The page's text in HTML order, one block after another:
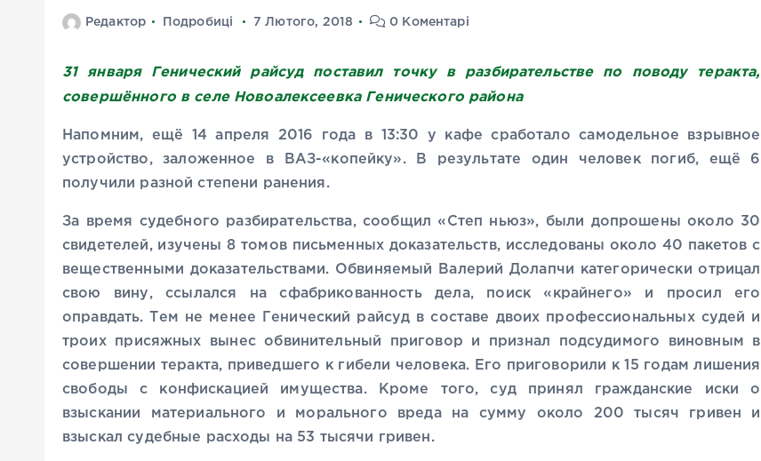
Редактор Подробиці 7 Лютого, 2018 0 Коментарі
31 января Генический райсуд поставил точку в разбирательстве по поводу теракта,
совершённого в селе Новоалексеевка Генического района
Напомним, ещё 14 апреля 2016 года в 13:30 у кафе сработало самодельное взрывное
устройство, заложенное в ВАЗ-«копейку». В результате один человек погиб, ещё 6
получили разной степени ранения.
За время судебного разбирательства, сообщил «Степ ньюз», были допрошены около 30
свидетелей, изучены 8 томов письменных доказательств, исследованы около 40 пакетов с
вещественными доказательствами. Обвиняемый Валерий Долапчи категорически отрицал
свою вину, ссылался на сфабрикованность дела, поиск «крайнего» и просил его
оправдать. Тем не менее Генический райсуд в составе двоих профессиональных судей и
троих присяжных вынес обвинительный приговор и признал подсудимого виновным в
совершении теракта, приведшего к гибели человека. Его приговорили к 15 годам лишения
свободы с конфискацией имущества. Кроме того, суд принял гражданские иски о
взыскании материального и морального вреда на сумму около 200 тысяч гривен и
взыскал судебные расходы на 53 тысячи гривен.